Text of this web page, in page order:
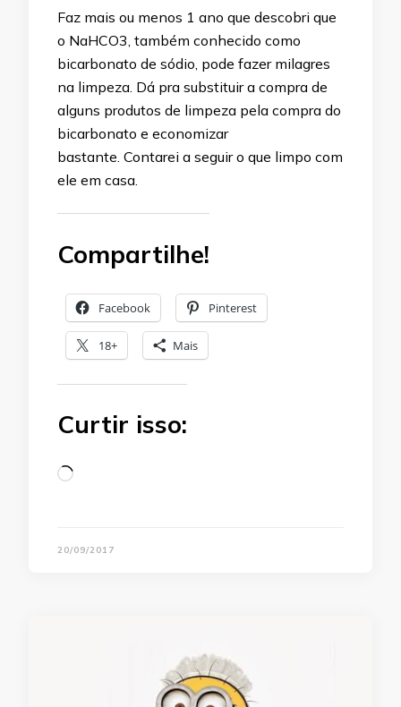
Faz mais ou menos 1 ano que descobri que
o NaHCO3, também conhecido como
bicarbonato de sódio, pode fazer milagres
na limpeza. Dá pra substituir a compra de
alguns produtos de limpeza pela compra do
bicarbonato e economizar
bastante. Contarei a seguir o que limpo com
ele em casa.
Compartilhe!
Facebook Pinterest
18+ Mais
Curtir isso:
Loading…
20/09/2017